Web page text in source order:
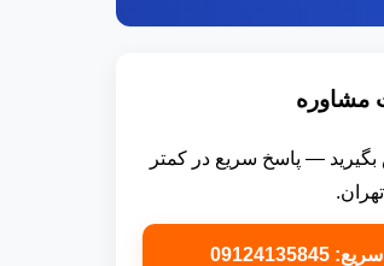
مشاوره
بگیرید — پاسخ سریع در کمتر